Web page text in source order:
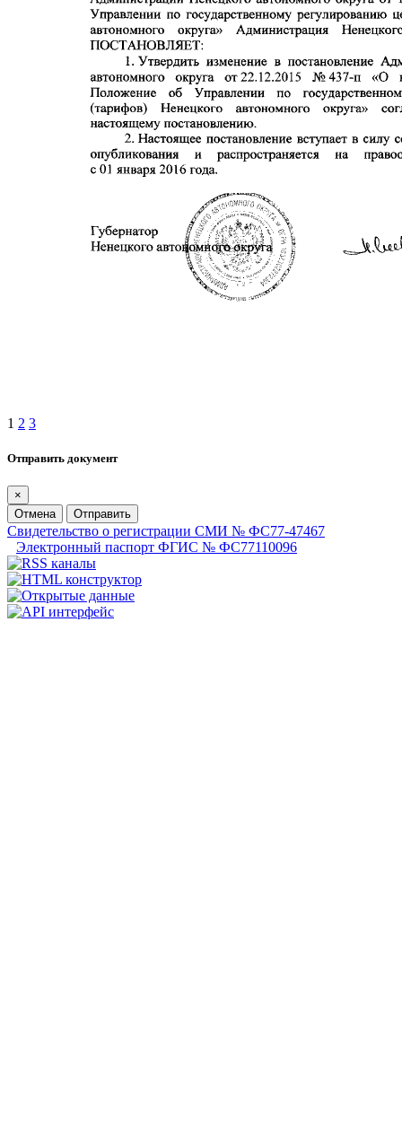
1 2 3
Отправить документ
×
Отмена
Отправить
Свидетельство о регистрации СМИ № ФС77-47467
Электронный паспорт ФГИС № ФС77110096